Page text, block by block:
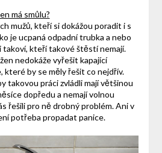
má smůlu?
mužů, kteří si dokážou poradit i s
je ucpaná odpadní trubka a nebo
takoví, kteří takové štěstí nemají.
nedokáže vyřešit kapající
které by se měly řešit co nejdřív.
takovou práci zvládli mají většinou
dopředu a nemají volnou
řešili pro ně drobný problém. Ani v
potřeba propadat panice.